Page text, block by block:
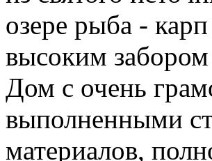
озере рыба -
высоким
Дом с очень
выполненными
материалов,